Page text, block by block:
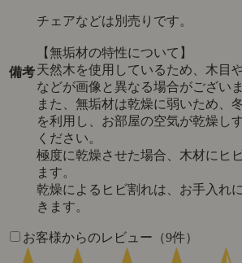
備考
チェアなどは別売りです。
【無垢材の特性について】
天然木を使用しているため、木目
などが画像と異なる場合がございま
また、無垢材は乾燥に弱いため、
を利用し、お部屋の空気が乾燥し
ください。
極度に乾燥させた場合、木材にヒ
ます。
乾燥によるヒビ割れは、お手入れ
きます。
お客様からのレビュー（9件）